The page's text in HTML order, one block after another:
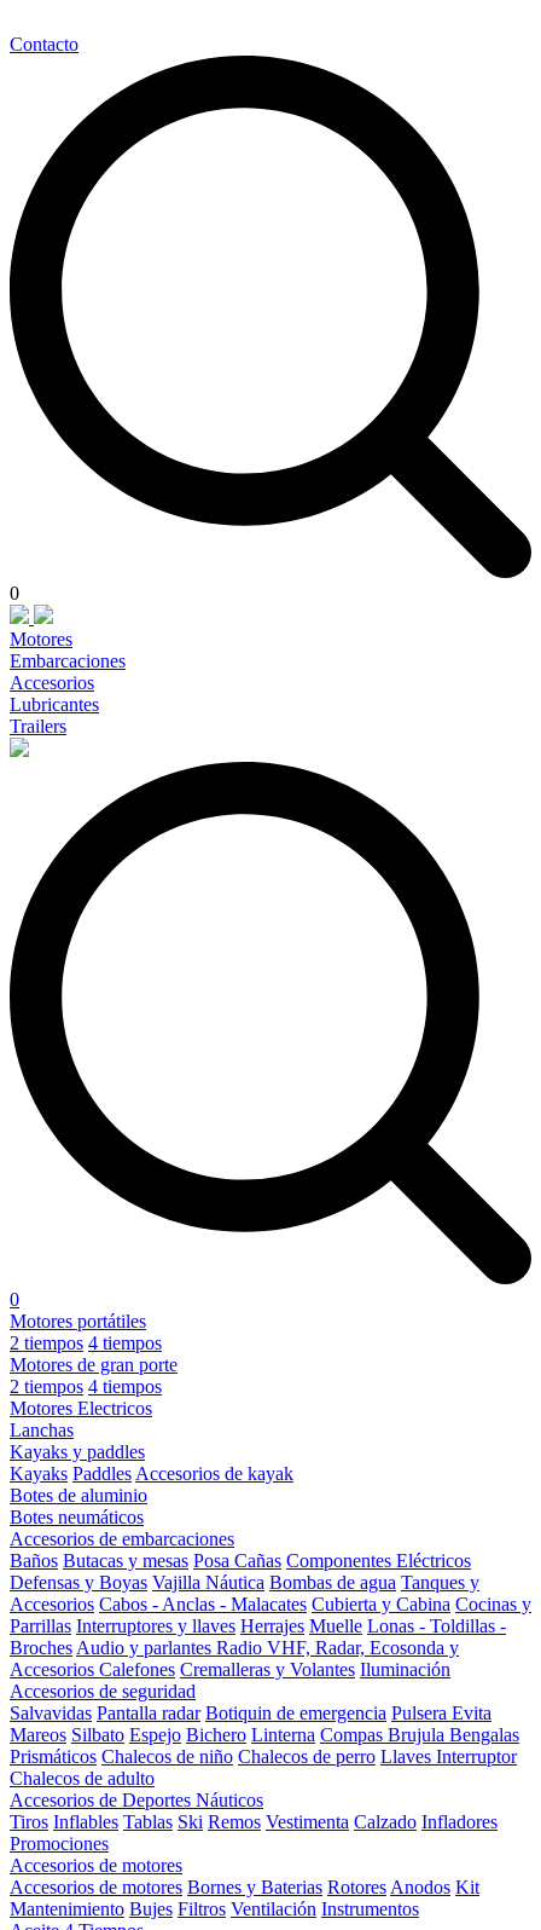
Contacto
0
Motores
Embarcaciones
Accesorios
Lubricantes
Trailers
0
Motores portátiles
2 tiempos 4 tiempos
Motores de gran porte
2 tiempos 4 tiempos
Motores Electricos
Lanchas
Kayaks y paddles
Kayaks Paddles Accesorios de kayak
Botes de aluminio
Botes neumáticos
Accesorios de embarcaciones
Baños Butacas y mesas Posa Cañas Componentes Eléctricos
Defensas y Boyas Vajilla Náutica Bombas de agua Tanques y
Accesorios Cabos - Anclas - Malacates Cubierta y Cabina Cocinas y
Parrillas Interruptores y llaves Herrajes Muelle Lonas - Toldillas -
Broches Audio y parlantes Radio VHF, Radar, Ecosonda y
Accesorios Calefones Cremalleras y Volantes Iluminación
Accesorios de seguridad
Salvavidas Pantalla radar Botiquin de emergencia Pulsera Evita
Mareos Silbato Espejo Bichero Linterna Compas Brujula Bengalas
Prismáticos Chalecos de niño Chalecos de perro Llaves Interruptor
Chalecos de adulto
Accesorios de Deportes Náuticos
Tiros Inflables Tablas Ski Remos Vestimenta Calzado Infladores
Promociones
Accesorios de motores
Accesorios de motores Bornes y Baterias Rotores Anodos Kit
Mantenimiento Bujes Filtros Ventilación Instrumentos